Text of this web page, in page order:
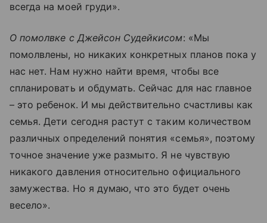
всегда на моей груди».
О помолвке с Джейсон Судейкисом: «Мы
помолвлены, но никаких конкретных планов пока у
нас нет. Нам нужно найти время, чтобы все
спланировать и обдумать. Сейчас для нас главное
– это ребенок. И мы действительно счастливы как
семья. Дети сегодня растут с таким количеством
различных определений понятия «семья», поэтому
точное значение уже размыто. Я не чувствую
никакого давления относительно официального
замужества. Но я думаю, что это будет очень
весело».